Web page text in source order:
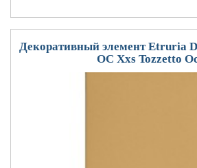
Декоративный элемент Etruria
OC Xxs Tozzetto